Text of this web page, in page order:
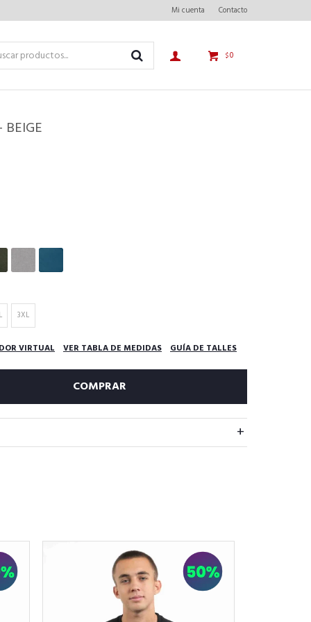
$0
Mi cuenta Contacto
3XL
VIRTUAL VER TABLA DE MEDIDAS GUÍA DE TALLES
COMPRAR